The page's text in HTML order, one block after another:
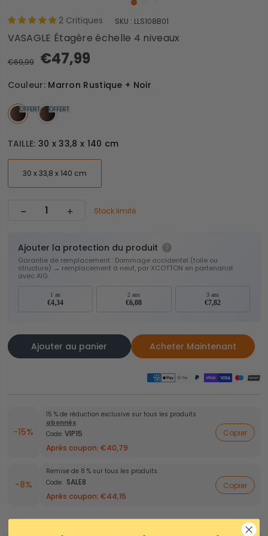
2 Critiques SKU : LLS108B01
VASAGLE Étagère échelle 4 niveaux
€69,99 €47,99
Couleur: Marron Rustique + Noir
OFFERT OFFERT
TAILLE: 30 x 33,8 x 140 cm
30 x 33,8 x 140 cm
Stock limité
Ajouter la protection du produit
Garantie de remplacement : Dommage accidentel (toile ou
structure) → remplacement à neuf, par XCOTTON en partenariat
avec AIG.
1 an
€4,34
2 ans
€6,08
3 ans
€7,82
Ajouter au panier Acheter Maintenant
-15%
15 % de réduction exclusive sur tous les produits
abonnés.
Code: VIP15
Après coupon: €40,79
Copier
-8%
Remise de 8 % sur tous les produits.
Code: SALE8
Après coupon: €44,15
Copier